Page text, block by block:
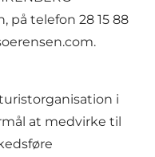
på telefon 28 15 88
.
i
at medvirke til